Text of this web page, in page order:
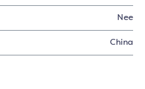
Nee
China